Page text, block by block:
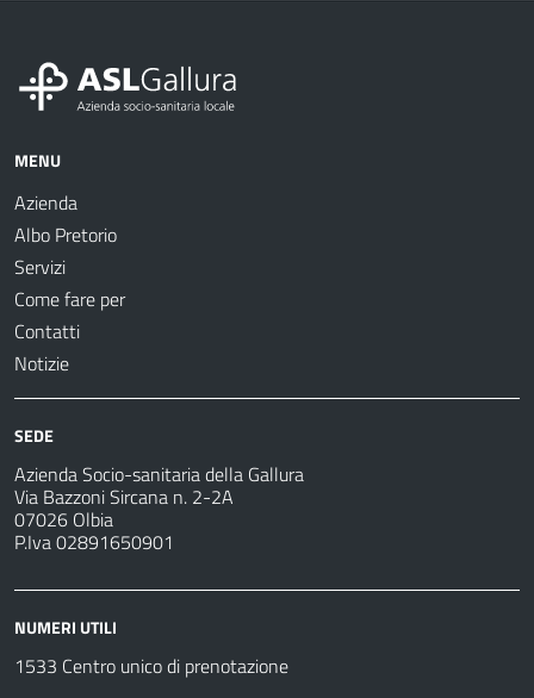
MENU
Azienda
Albo Pretorio
Servizi
Come fare per
Contatti
Notizie
SEDE
Azienda Socio-sanitaria della Gallura
Via Bazzoni Sircana n. 2-2A
07026 Olbia
P.Iva 02891650901
NUMERI UTILI
1533 Centro unico di prenotazione